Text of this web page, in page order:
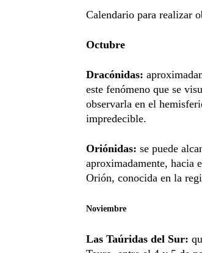
Calendario para realizar
Octubre
Dracónidas:
este fenómeno que se
observarla en el
impredecible.
Oriónidas: se puede
aproximadamente, hacia
Orión, conocida en la
Noviembre
Las Taúridas del Sur: